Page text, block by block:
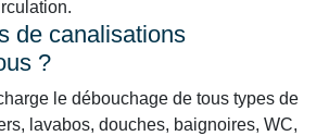
de canalisations
?
le débouchage de tous types de
lavabos, douches, baignoires, WC,